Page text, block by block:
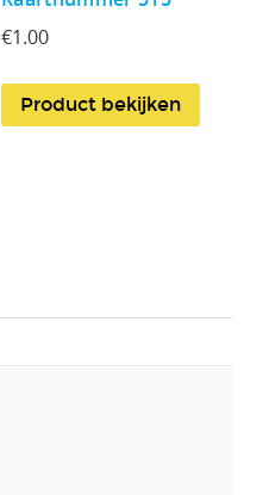
€1.00
Product bekijken